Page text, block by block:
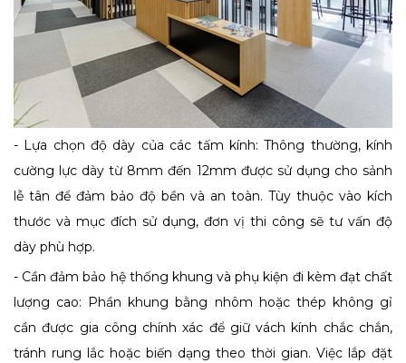
- Lựa chọn độ dày của các tấm kính: Thông thường, kính
cường lực dày từ 8mm đến 12mm được sử dụng cho sảnh
lễ tân để đảm bảo độ bền và an toàn. Tùy thuộc vào kích
thước và mục đích sử dụng, đơn vị thi công sẽ tư vấn độ
dày phù hợp.
- Cần đảm bảo hệ thống khung và phụ kiện đi kèm đạt chất
lượng cao: Phần khung bằng nhôm hoặc thép không gỉ
cần được gia công chính xác để giữ vách kính chắc chắn,
tránh rung lắc hoặc biến dạng theo thời gian. Việc lắp đặt